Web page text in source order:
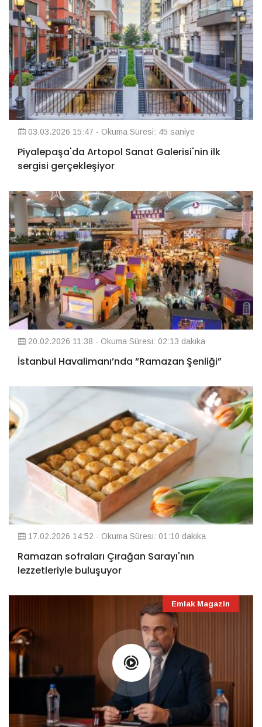
03.03.2026 15:47 - Okuma Süresi: 45 saniye
Piyalepaşa'da Artopol Sanat Galerisi'nin ilk
sergisi gerçekleşiyor
20.02.2026 11:38 - Okuma Süresi: 02:13 dakika
İstanbul Havalimanı’nda “Ramazan Şenliği”
17.02.2026 14:52 - Okuma Süresi: 01:10 dakika
Ramazan sofraları Çırağan Sarayı'nın
lezzetleriyle buluşuyor
Emlak Magazin